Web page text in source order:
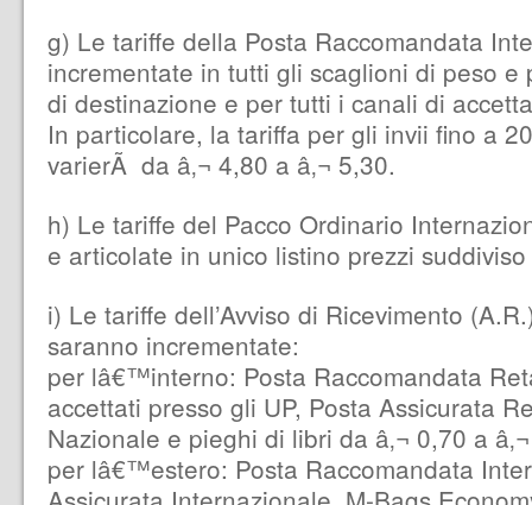
g) Le tariffe della Posta Raccomandata
incrementate in tutti gli scaglioni di peso
di destinazione e per tutti i canali di
In particolare, la tariffa per gli invii fino a
varierÃ da â‚¬ 4,80 a â‚¬ 5,30.
h) Le tariffe del Pacco Ordinario
e articolate in unico listino prezzi
i) Le tariffe dell’Avviso di Ricevimento
saranno incrementate:
per lâ€™interno: Posta Raccomandata
accettati presso gli UP, Posta Assicurata
Nazionale e pieghi di libri da â‚¬ 0,70 a
per lâ€™estero: Posta Raccomandata